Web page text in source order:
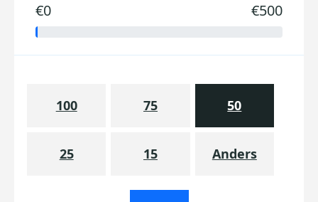
€0 €500
100 75 50
25 15 Anders